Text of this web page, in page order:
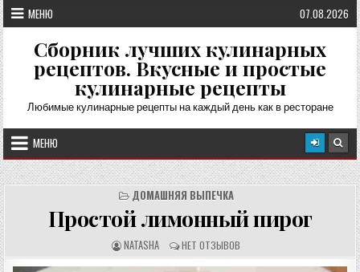
Перейти
к
содержимому
МЕНЮ 07.08.2026
Сборник лучших кулинарных
рецептов. Вкусные и простые
кулинарные рецепты
Любимые кулинарные рецепты на каждый день как в ресторане
МЕНЮ
ДОМАШНЯЯ ВЫПЕЧКА
Простой лимонный пирог
А
В
Т
NATASHA О
Т
З
НЕТ ОТЗЫВОВ